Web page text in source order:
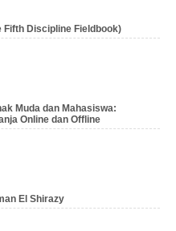
Fifth Discipline Fieldbook)
Muda dan Mahasiswa:
Online dan Offline
El Shirazy